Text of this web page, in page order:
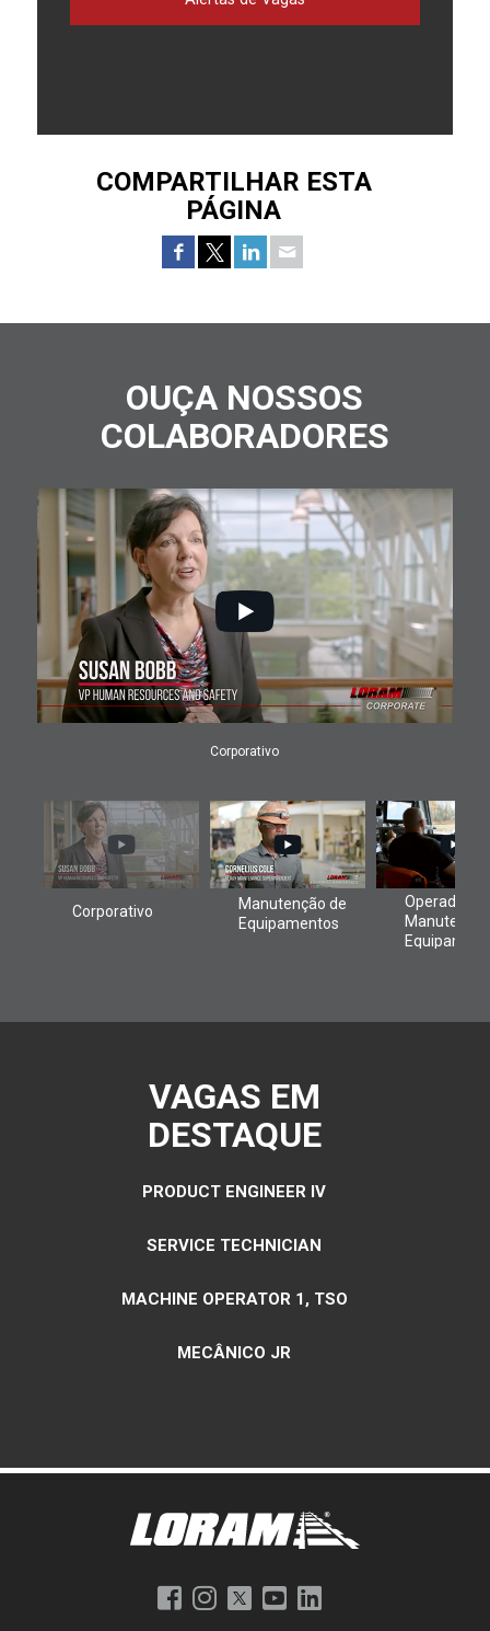
COMPARTILHAR ESTA
PÁGINA
OUÇA NOSSOS
COLABORADORES
Corporativo
VAGAS EM
DESTAQUE
PRODUCT ENGINEER IV
SERVICE TECHNICIAN
MACHINE OPERATOR 1, TSO
MECÂNICO JR